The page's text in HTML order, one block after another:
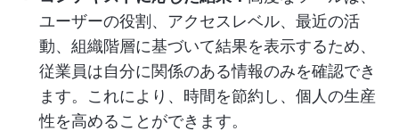
ユーザーの役割、アクセスレベル、最近の活
動、組織階層に基づいて結果を表示するため、
従業員は自分に関係のある情報のみを確認でき
ます。これにより、時間を節約し、個人の生産
性を高めることができます。